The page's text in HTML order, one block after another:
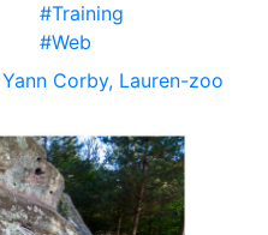
#Training
#Web
Yann Corby, Lauren-zoo